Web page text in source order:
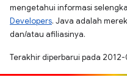
mengetahui informasi
Developers. Java adalah
dan/atau afiliasinya.
Terakhir diperbarui pada 2012-